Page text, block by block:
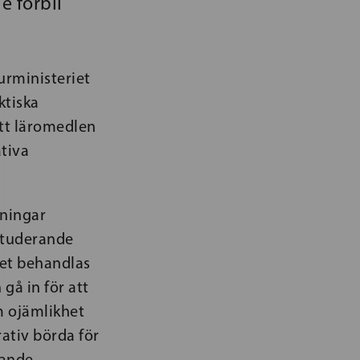
läromedlen
behandlas
gå in för att
ojämlikhet
börda för